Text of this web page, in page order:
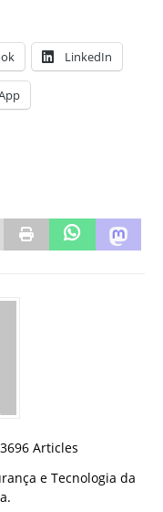
LinkedIn
3696 Articles
e Tecnologia da